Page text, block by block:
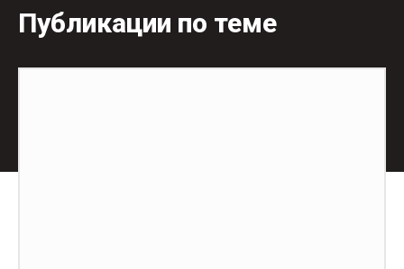
Публикации по теме